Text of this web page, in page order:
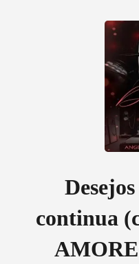
Histórico
Sair
continua